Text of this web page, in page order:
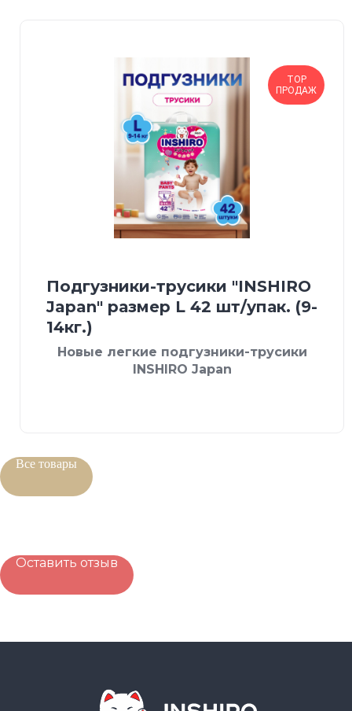
TOP
ПРОДАЖ
Подгузники-трусики "INSHIRO
Japan" размер L 42 шт/упак. (9-
14кг.)
Новые легкие подгузники-трусики
INSHIRO Japan
Все товары
Оставить отзыв